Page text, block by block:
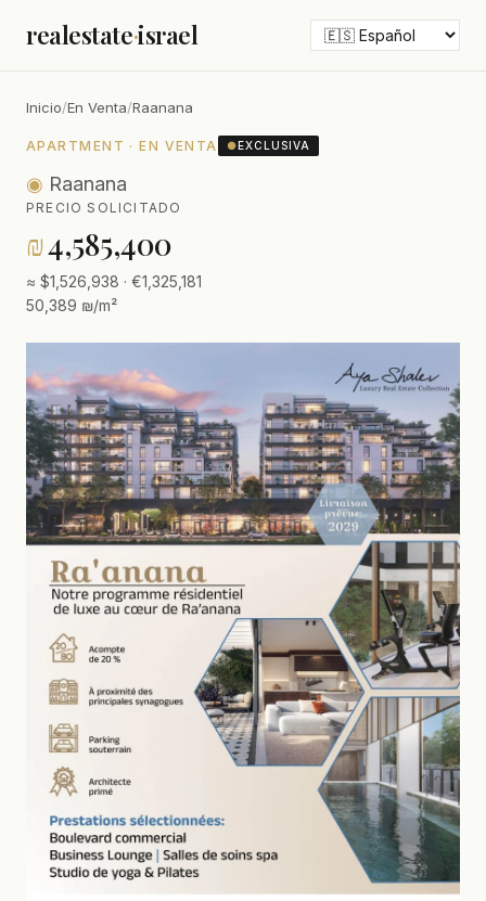
realestate·israel
Inicio/En Venta/Raanana
APARTMENT · EN VENTA ●EXCLUSIVA
◉ Raanana
PRECIO SOLICITADO
₪4,585,400
≈ $1,526,938 · €1,325,181
50,389 ₪/m²